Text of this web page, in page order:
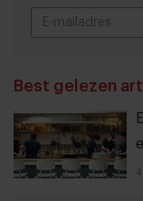
Best gelezen